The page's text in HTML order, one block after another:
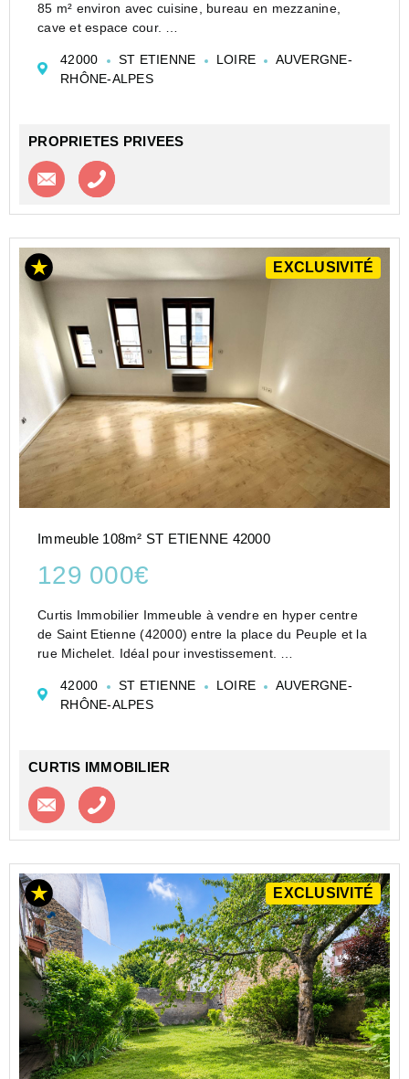
85 m² environ avec cuisine, bureau en mezzanine,
cave et espace cour.
commerce (salon de coiffure) avec droit au bail (bail 3-
6-9, signé e...
42000 ST ETIENNE LOIRE
AUVERGNE-
RHÔNE-ALPES
PROPRIETES PRIVEES
Contacter l'agence
EXCLUSIVITÉ
Immeuble 108m² ST ETIENNE 42000
129 000€
Curtis Immobilier Immeuble à vendre en hyper centre
de Saint Etienne (42000) entre la place du Peuple et la
rue Michelet. Idéal pour investissement.
(surface environ 45 m²)
Au 1er étage un appartement T...
42000 ST ETIENNE LOIRE
AUVERGNE-
RHÔNE-ALPES
CURTIS IMMOBILIER
Contacter l'agence
EXCLUSIVITÉ